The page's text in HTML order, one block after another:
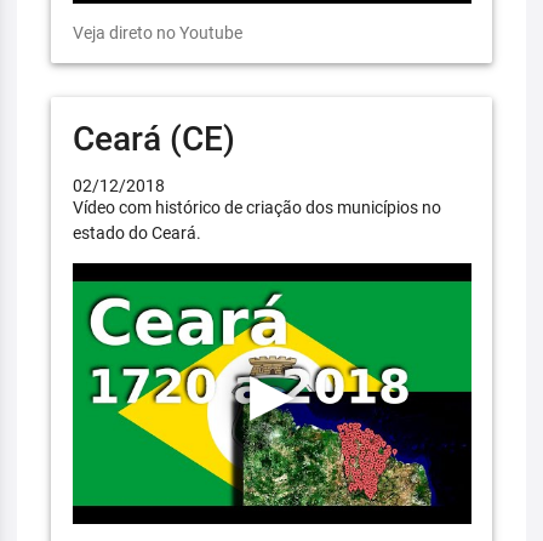
Veja direto no Youtube
Ceará (CE)
02/12/2018
Vídeo com histórico de criação dos municípios no
estado do Ceará.